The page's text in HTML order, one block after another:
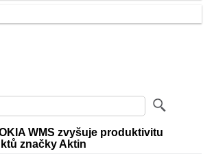
WMS zvyšuje produktivitu
značky Aktin